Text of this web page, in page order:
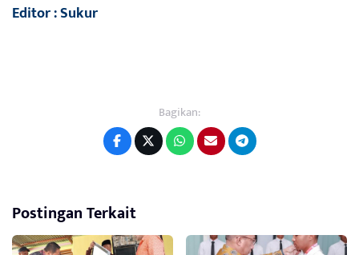
Editor : Sukur
Bagikan:
Postingan Terkait